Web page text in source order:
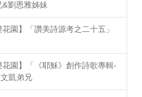
&劉恩雅姊妹
園】「讚美詩源考之二十五」
園】「《耶穌》創作詩歌專輯-
凱弟兄